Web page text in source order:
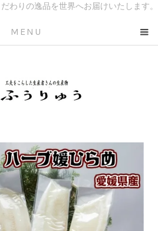
わりの逸品を世界へお届けいたします。
MENU